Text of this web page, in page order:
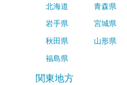
北海道
青森県
岩手県
宮城県
秋田県
山形県
福島県
関東地方